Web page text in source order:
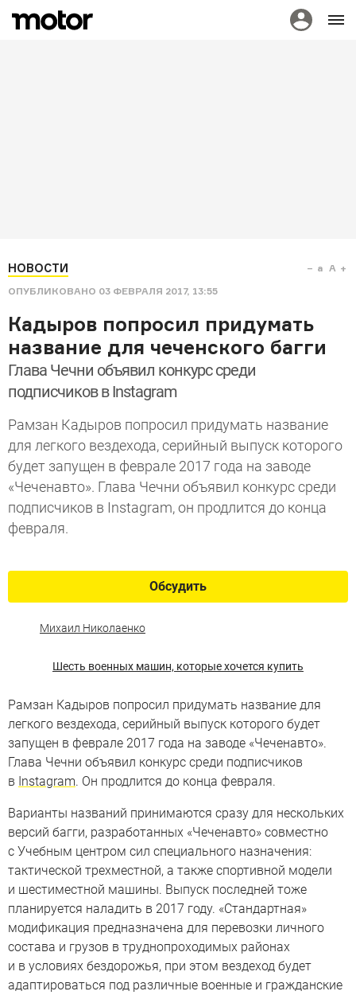
НОВОСТИ
ОПУБЛИКОВАНО 03 ФЕВРАЛЯ 2017, 13:55
a A
Кадыров попросил придумать
название для чеченского багги
Глава Чечни объявил конкурс среди
подписчиков в Instagram
Рамзан Кадыров попросил придумать название
для легкого вездехода, серийный выпуск которого
будет запущен в феврале 2017 года на заводе
«Чеченавто». Глава Чечни объявил конкурс среди
подписчиков в Instagram, он продлится до конца
февраля.
Обсудить
Михаил Николаенко
Шесть военных машин, которые хочется купить
Рамзан Кадыров попросил придумать название для
легкого вездехода, серийный выпуск которого будет
запущен в феврале 2017 года на заводе «Чеченавто».
Глава Чечни объявил конкурс среди подписчиков
в Instagram. Он продлится до конца февраля.
Варианты названий принимаются сразу для нескольких
версий багги, разработанных «Чеченавто» совместно
с Учебным центром сил специального назначения:
тактической трехместной, а также спортивной модели
и шестиместной машины. Выпуск последней тоже
планируется наладить в 2017 году. «Стандартная»
модификация предназначена для перевозки личного
состава и грузов в труднопроходимых районах
и в условиях бездорожья, при этом вездеход будет
адаптироваться под различные военные и гражданские